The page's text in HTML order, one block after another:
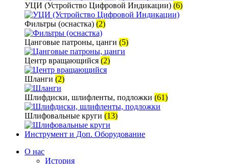
УЦИ (Устройство Цифровой Индикации) (6)
Фильтры (оснастка) (2)
Цанговые патроны, цанги (5)
Центр вращающийся (2)
Шланги (2)
Шлифдиски, шлифленты, подложки (61)
Шлифовальные круги (13)
Инструмент и Доп. Оборудование
О нас
История